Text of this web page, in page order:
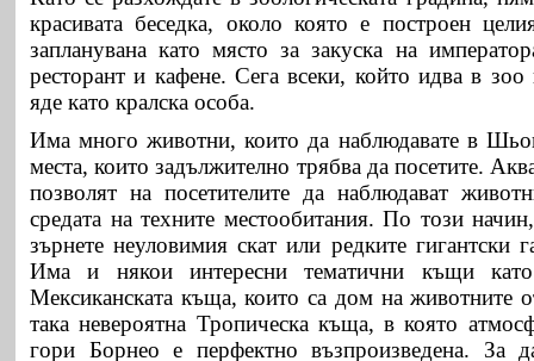
красивата беседка, около която е построен
запланувана като място за закуска на
ресторант и кафене. Сега всеки, който идва в
яде като кралска особа.
Има много животни, които да наблюдавате в
места, които задължително трябва да посетите.
позволят на посетителите да наблюдават
средата на техните местообитания. По този
зърнете неуловимия скат или редките гигантски
Има и някои интересни тематични къщи
Мексиканската къща, които са дом на животните
така невероятна Тропическа къща, в която
гори Борнео е перфектно възпроизведена. За